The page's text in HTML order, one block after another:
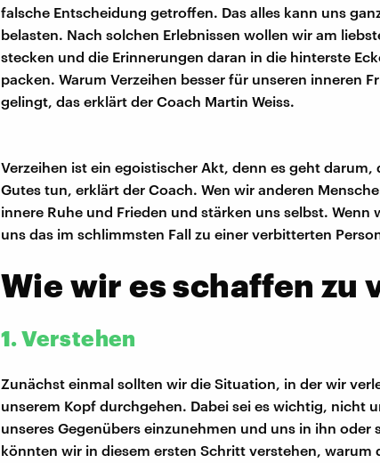
falsche Entscheidung getroffen. Das alles kann uns
belasten. Nach solchen Erlebnissen wollen wir am
stecken und die Erinnerungen daran in die hinterste
packen. Warum Verzeihen besser für unseren inneren
gelingt, das erklärt der Coach Martin Weiss.
Verzeihen ist ein egoistischer Akt, denn es geht darum,
Gutes tun, erklärt der Coach. Wen wir anderen
innere Ruhe und Frieden und stärken uns selbst.
uns das im schlimmsten Fall zu einer verbitterten
Wie wir es schaffen zu
1. Verstehen
Zunächst einmal sollten wir die Situation, in der wir
unserem Kopf durchgehen. Dabei sei es wichtig, nicht
unseres Gegenübers einzunehmen und uns in ihn oder
könnten wir in diesem ersten Schritt verstehen, warum